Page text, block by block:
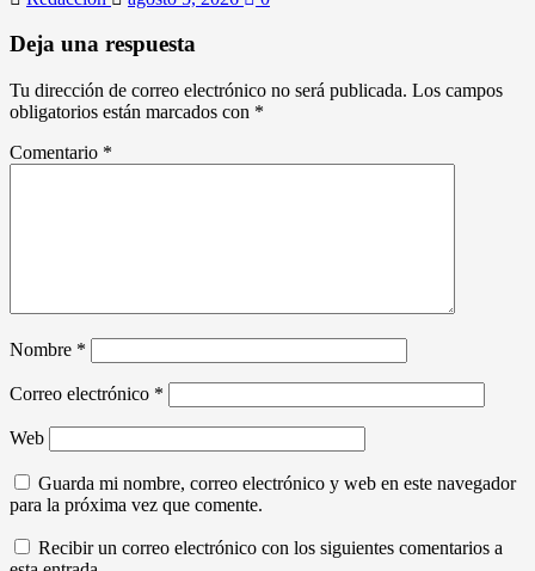
Deja una respuesta
Tu dirección de correo electrónico no será publicada. Los campos
obligatorios están marcados con *
Comentario *
Nombre *
Correo electrónico *
Web
Guarda mi nombre, correo electrónico y web en este navegador
para la próxima vez que comente.
Recibir un correo electrónico con los siguientes comentarios a